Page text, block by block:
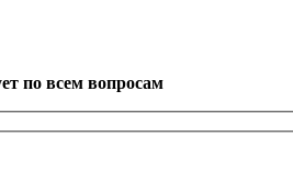
по всем вопросам